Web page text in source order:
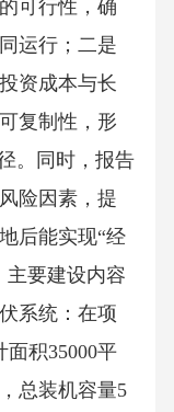
可行性，确
运行；二是
资成本与长
复制性，形
。同时，报告
险因素，提
后能实现“经
主要建设内容
系统：在项
积35000平
总装机容量5